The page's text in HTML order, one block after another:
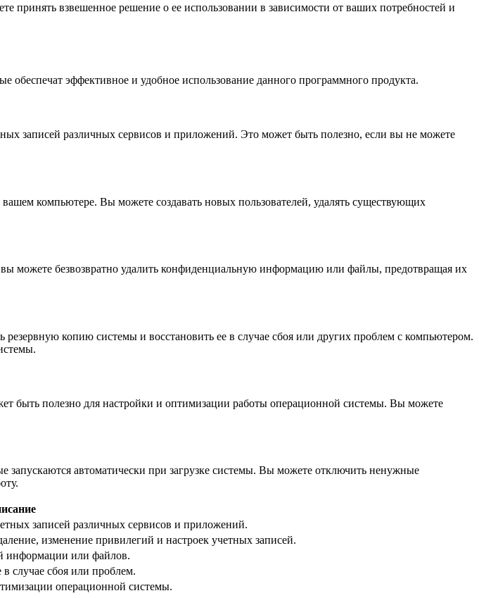
принять взвешенное решение о ее использовании в зависимости от ваших потребностей и
обеспечат эффективное и удобное использование данного программного продукта.
записей различных сервисов и приложений. Это может быть полезно, если вы не можете
компьютере. Вы можете создавать новых пользователей, удалять существующих
можете безвозвратно удалить конфиденциальную информацию или файлы, предотвращая их
копию системы и восстановить ее в случае сбоя или других проблем с компьютером.
быть полезно для настройки и оптимизации работы операционной системы. Вы можете
автоматически при загрузке системы. Вы можете отключить ненужные
записей различных сервисов и приложений.
изменение привилегий и настроек учетных записей.
информации или файлов.
случае сбоя или проблем.
операционной системы.